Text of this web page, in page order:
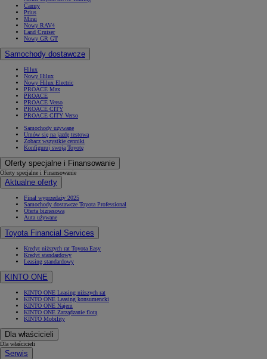
Camry
Prius
Mirai
Nowy RAV4
Land Cruiser
Nowy GR GT
Samochody dostawcze
Hilux
Nowy Hilux
Nowy Hilux Electric
PROACE Max
PROACE
PROACE Verso
PROACE CITY
PROACE CITY Verso
Samochody używane
Umów się na jazdę testową
Zobacz wszystkie cenniki
Konfiguruj swoją Toyotę
Oferty specjalne i Finansowanie
Oferty specjalne i Finansowanie
Aktualne oferty
Finał wyprzedaży 2025
Samochody dostawcze Toyota Professional
Oferta biznesowa
Auta używane
Toyota Financial Services
Kredyt niższych rat Toyota Easy
Kredyt standardowy
Leasing standardowy
KINTO ONE
KINTO ONE Leasing niższych rat
KINTO ONE Leasing konsumencki
KINTO ONE Najem
KINTO ONE Zarządzanie flotą
KINTO Mobility
Dla właścicieli
Dla właścicieli
Serwis